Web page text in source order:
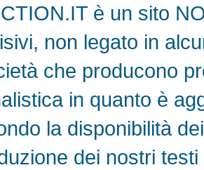
è un sito
non legato in
che producono
in quanto è
la disponibilità
dei nostri